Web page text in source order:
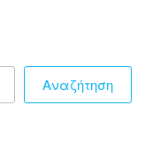
Αναζήτηση